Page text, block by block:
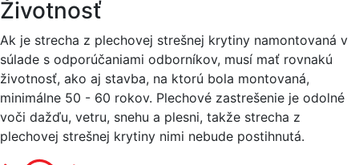
Životnosť
Ak je strecha z plechovej strešnej krytiny namontovaná v
súlade s odporúčaniami odborníkov, musí mať rovnakú
životnosť, ako aj stavba, na ktorú bola montovaná,
minimálne 50 - 60 rokov. Plechové zastrešenie je odolné
voči dažďu, vetru, snehu a plesni, takže strecha z
plechovej strešnej krytiny nimi nebude postihnutá.